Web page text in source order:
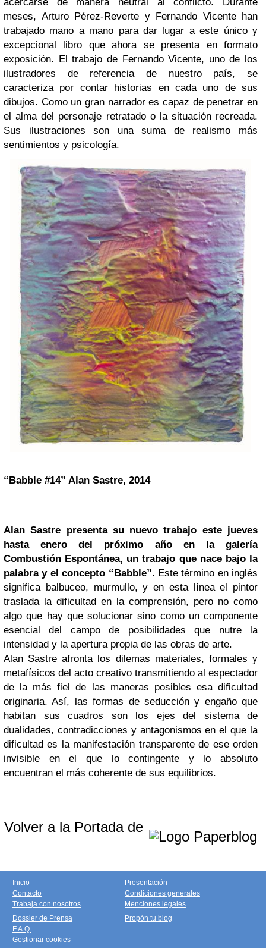
meses, Arturo Pérez-Reverte y Fernando Vicente han
trabajado mano a mano para dar lugar a este único y
excepcional libro que ahora se presenta en formato
exposición. El trabajo de Fernando Vicente, uno de los
ilustradores de referencia de nuestro país, se
caracteriza por contar historias en cada uno de sus
dibujos. Como un gran narrador es capaz de penetrar en
el alma del personaje retratado o la situación recreada.
Sus ilustraciones son una suma de realismo más
sentimientos y psicología.
“Babble #14” Alan Sastre, 2014
Alan Sastre presenta su nuevo trabajo este jueves
hasta enero del próximo año en la galería
Combustión Espontánea, un trabajo que nace bajo la
palabra y el concepto “Babble”. Este término en inglés
significa balbuceo, murmullo, y en esta línea el pintor
traslada la dificultad en la comprensión, pero no como
algo que hay que solucionar sino como un componente
esencial del campo de posibilidades que nutre la
intensidad y la apertura propia de las obras de arte.
Alan Sastre afronta los dilemas materiales, formales y
metafísicos del acto creativo transmitiendo al espectador
de la más fiel de las maneras posibles esa dificultad
originaria. Así, las formas de seducción y engaño que
habitan sus cuadros son los ejes del sistema de
dualidades, contradicciones y antagonismos en el que la
dificultad es la manifestación transparente de ese orden
invisible en el que lo contingente y lo absoluto
encuentran el más coherente de sus equilibrios.
Volver a la Portada de
Inicio
Contacto
Trabaja con nosotros
Presentación
Condiciones generales
Menciones legales
Dossier de Prensa
F.A.Q.
Gestionar cookies
Propón tu blog